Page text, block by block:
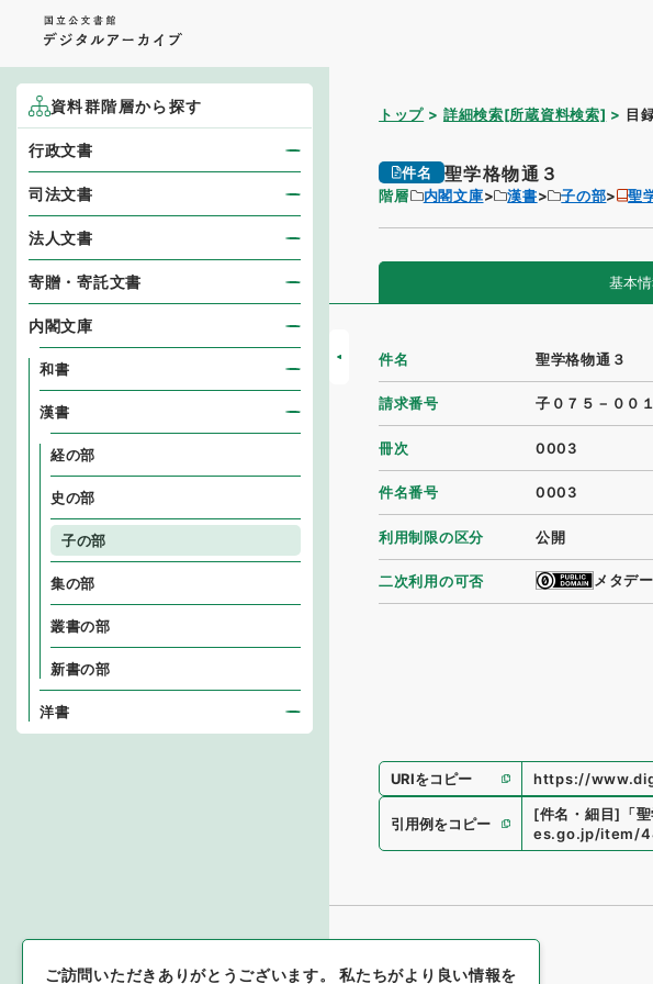
トップ 詳細検索[所蔵資料検索] 目
件名 聖学格物通３
階層 内閣文庫 漢書 子の部 聖
基本
件名 聖学格物通３
請求番号 子０７５－００
冊次 0003
件名番号 0003
利用制限の区分 公開
二次利用の可否 メタデ
URIをコピー https://
引用例をコピー
[件名・細目] 「
es.go.jp/item/
資料群階層から探す
行政文書
司法文書
法人文書
寄贈・寄託文書
内閣文庫
和書
漢書
経の部
史の部
子の部
集の部
叢書の部
新書の部
洋書
ご訪問いただきありがとうございます。私たちがより良い情報を